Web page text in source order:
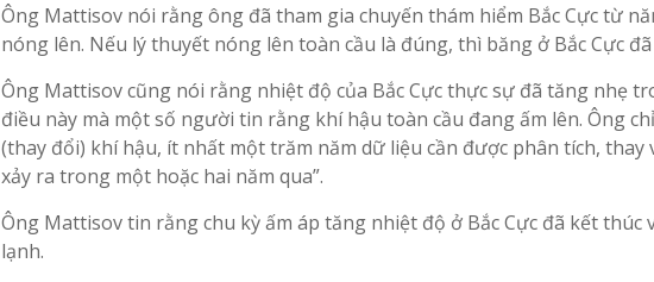
Ông Mattisov nói rằng ông đã tham gia chuyến thám hiểm Bắc Cực từ
nóng lên. Nếu lý thuyết nóng lên toàn cầu là đúng, thì băng ở Bắc Cực đã
Ông Mattisov cũng nói rằng nhiệt độ của Bắc Cực thực sự đã tăng nhẹ
điều này mà một số người tin rằng khí hậu toàn cầu đang ấm lên. Ông
(thay đổi) khí hậu, ít nhất một trăm năm dữ liệu cần được phân tích, thay
xảy ra trong một hoặc hai năm qua”.
Ông Mattisov tin rằng chu kỳ ấm áp tăng nhiệt độ ở Bắc Cực đã kết thúc
lạnh.